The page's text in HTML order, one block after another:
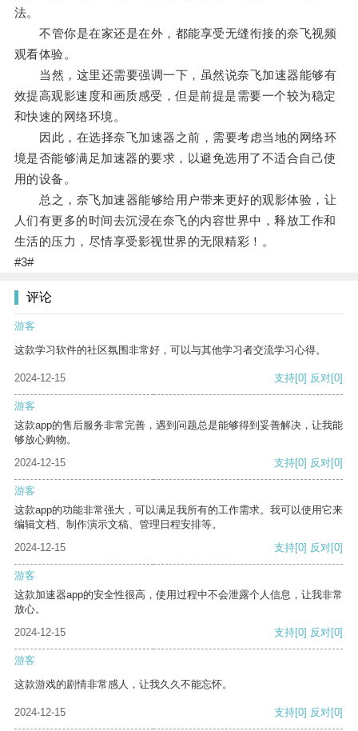
法。
不管你是在家还是在外，都能享受无缝衔接的奈飞视频
观看体验。
当然，这里还需要强调一下，虽然说奈飞加速器能够有
效提高观影速度和画质感受，但是前提是需要一个较为稳定
和快速的网络环境。
因此，在选择奈飞加速器之前，需要考虑当地的网络环
境是否能够满足加速器的要求，以避免选用了不适合自己使
用的设备。
总之，奈飞加速器能够给用户带来更好的观影体验，让
人们有更多的时间去沉浸在奈飞的内容世界中，释放工作和
生活的压力，尽情享受影视世界的无限精彩！。
#3#
评论
游客
这款学习软件的社区氛围非常好，可以与其他学习者交流学习心得。
2024-12-15 支持[0] 反对[0]
游客
这款app的售后服务非常完善，遇到问题总是能够得到妥善解决，让我能
够放心购物。
2024-12-15
支持[0] 反对[0]
游客
这款app的功能非常强大，可以满足我所有的工作需求。我可以使用它来
编辑文档、制作演示文稿、管理日程安排等。
2024-12-15
支持[0] 反对[0]
游客
这款加速器app的安全性很高，使用过程中不会泄露个人信息，让我非常
放心。
2024-12-15
支持[0] 反对[0]
游客
这款游戏的剧情非常感人，让我久久不能忘怀。
2024-12-15 支持[0] 反对[0]